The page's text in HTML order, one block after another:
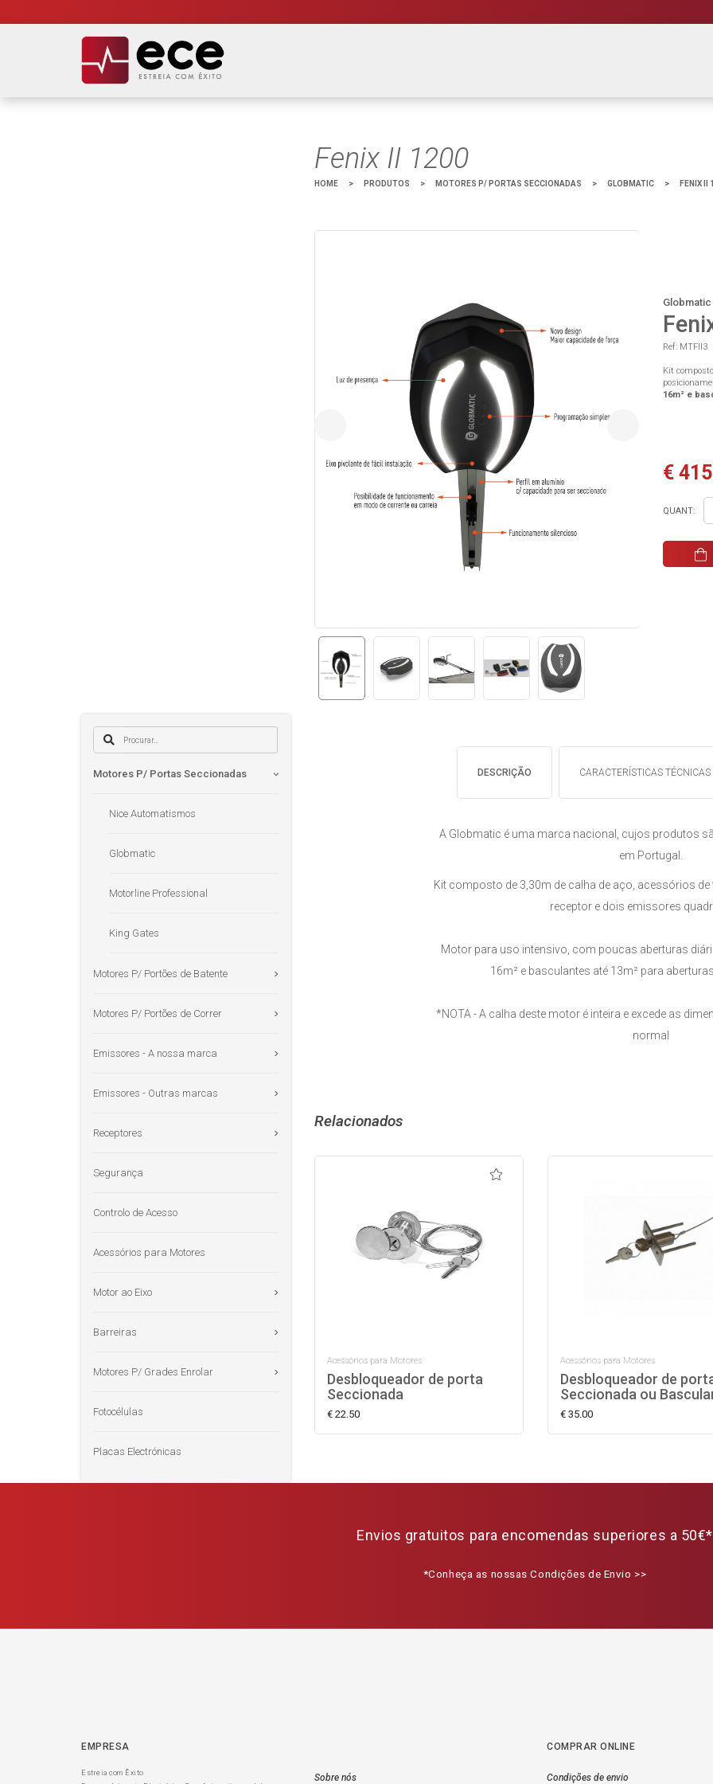
Motores P/ Portas Seccionadas
Nice Automatismos
Globmatic
Motorline Professional
King Gates
Motores P/ Portões de Batente
Motores P/ Portões de Correr
Emissores - A nossa marca
Emissores - Outras marcas
Receptores
Segurança
Controlo de Acesso
Acessórios para Motores
Motor ao Eixo
Barreiras
Motores P/ Grades Enrolar
Fotocélulas
Placas Electrónicas
Fenix II 1200
HOME > PRODUTOS > MOTORES P/ PORTAS SECCIONADAS > GLOBMATIC > FENIX II
Globmatic
Ref: MTFII3
Kit
16m² e
€
QUANT:
DESCRIÇÃO CARACTERÍSTICAS TÉCNICAS
A Globmatic é uma marca nacional, cujos produtos
em Portugal.
Kit composto de 3,30m de calha de aço, acessórios
receptor e dois emissores
Motor para uso intensivo, com poucas aberturas
16m² e basculantes até 13m² para
*NOTA - A calha deste motor é inteira e excede as
normal
Relacionados
Acessórios para Motores
Desbloqueador de porta
Seccionada
€ 22.50
Acessórios para Motores
Desbloqueador de
Seccionada ou
€ 35.00
Envios gratuitos para encomendas superiores a 50€*
*Conheça as nossas Condições de Envio >>
EMPRESA
Estreia com Êxito
Sobre nós
COMPRAR ONLINE
Condições de envio